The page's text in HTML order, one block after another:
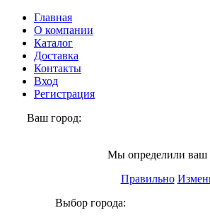
Главная
О компании
Каталог
Доставка
Контакты
Вход
Регистрация
Ваш город:
Мы определили ваш
Правильно
Выбор города: